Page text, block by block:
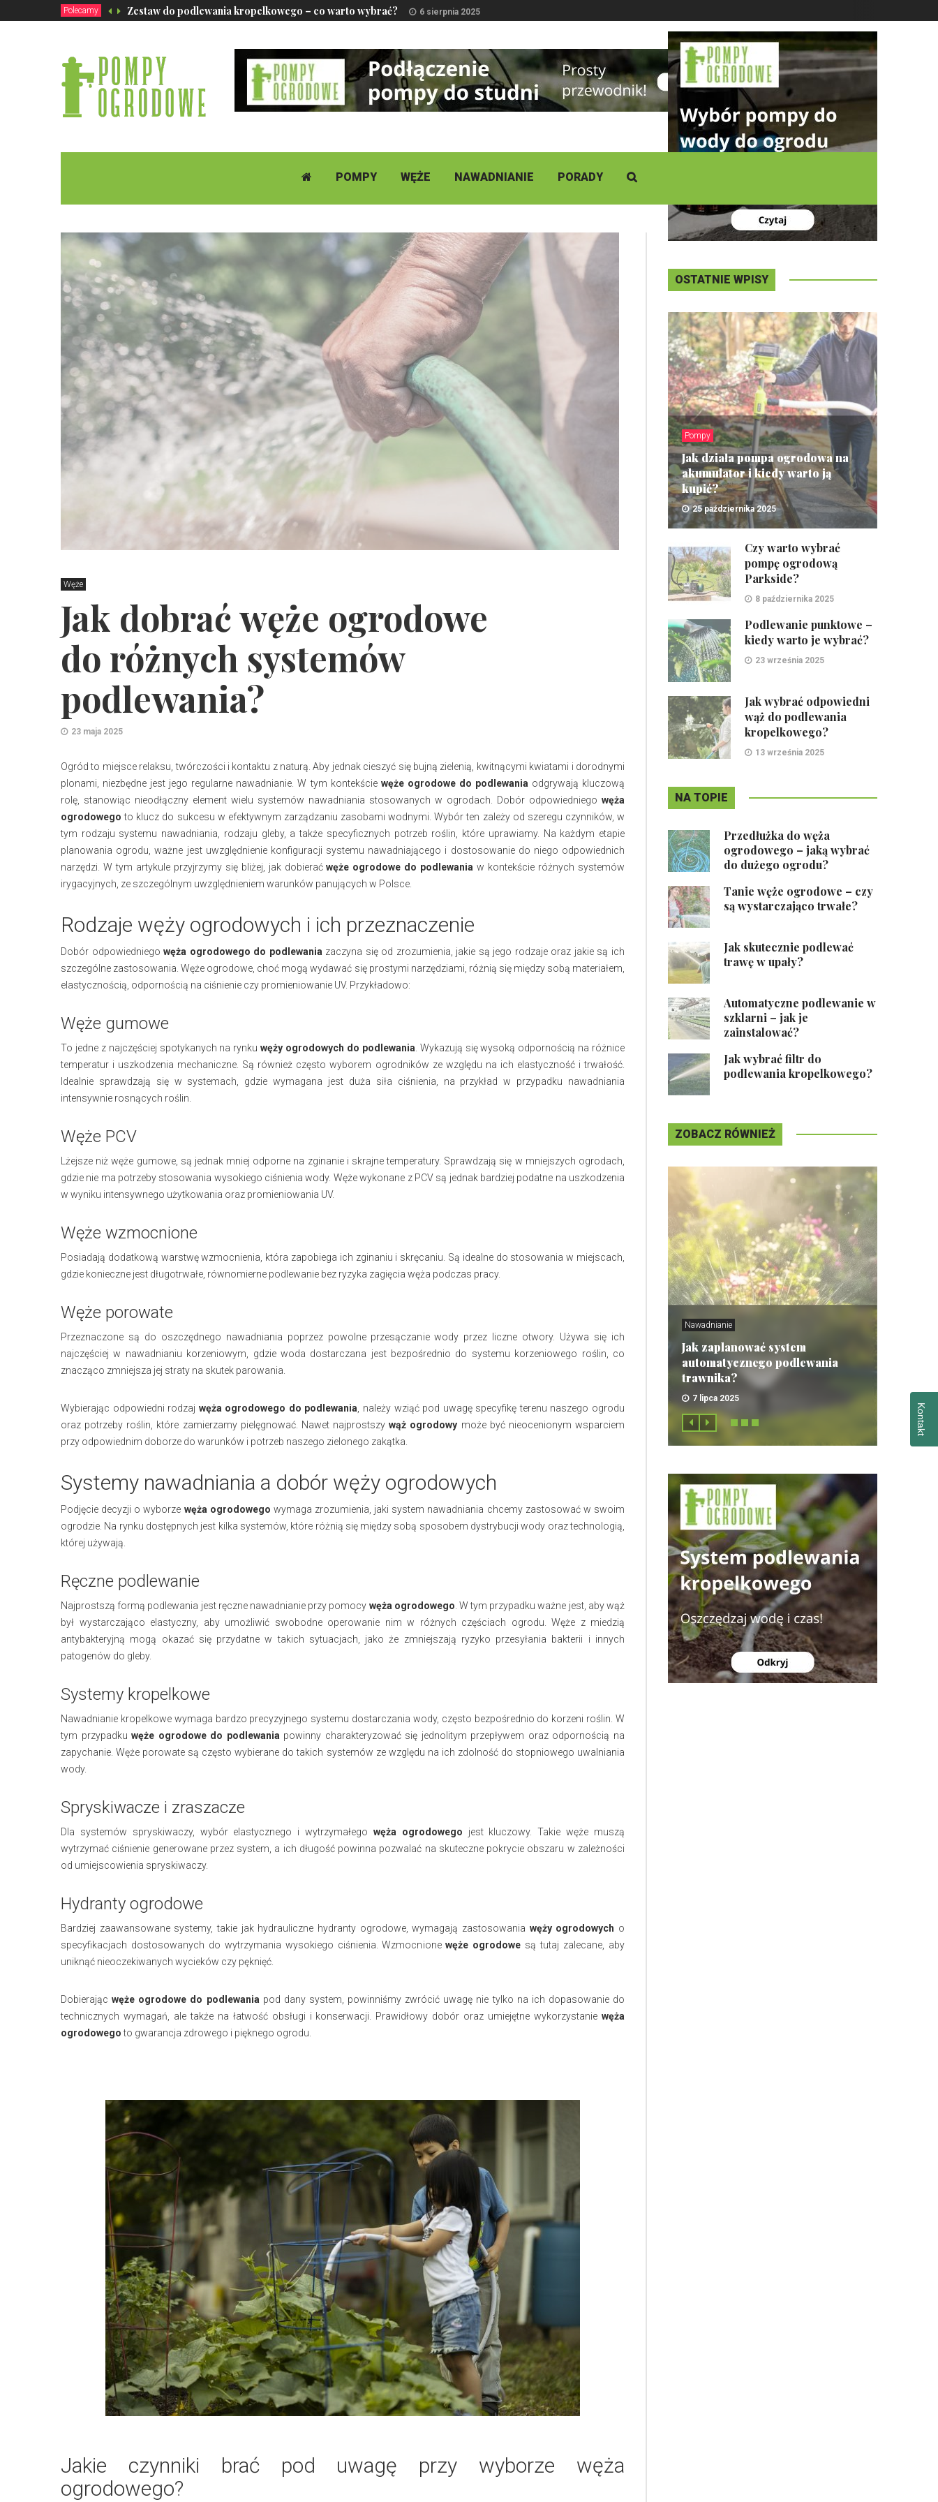
Polecamy Zestaw do podlewania kropelkowego – co warto wybrać? 6 sierpnia 2025
DZISIAJ
Sobota
POMPY WĘŻE NAWADNIANIE PORADY
Węże
Jak dobrać węże ogrodowe
do różnych systemów
podlewania?
23 maja 2025
Ogród to miejsce relaksu, twórczości i kontaktu z naturą. Aby jednak cieszyć się bujną zielenią, kwitnącymi kwiatami i dorodnymi
plonami, niezbędne jest jego regularne nawadnianie. W tym kontekście węże ogrodowe do podlewania odgrywają kluczową
rolę, stanowiąc nieodłączny element wielu systemów nawadniania stosowanych w ogrodach. Dobór odpowiedniego węża
ogrodowego to klucz do sukcesu w efektywnym zarządzaniu zasobami wodnymi. Wybór ten zależy od szeregu czynników, w
tym rodzaju systemu nawadniania, rodzaju gleby, a także specyficznych potrzeb roślin, które uprawiamy. Na każdym etapie
planowania ogrodu, ważne jest uwzględnienie konfiguracji systemu nawadniającego i dostosowanie do niego odpowiednich
narzędzi. W tym artykule przyjrzymy się bliżej, jak dobieraćwęże ogrodowe do podlewania w kontekście różnych systemów
irygacyjnych, ze szczególnym uwzględnieniem warunków panujących w Polsce.
Rodzaje węży ogrodowych i ich przeznaczenie
Dobór odpowiedniegowęża ogrodowego do podlewania zaczyna się od zrozumienia, jakie są jego rodzaje oraz jakie są ich
szczególne zastosowania. Węże ogrodowe, choć mogą wydawać się prostymi narzędziami, różnią się między sobą materiałem,
elastycznością, odpornością na ciśnienie czy promieniowanie UV. Przykładowo:
Węże gumowe
To jedne z najczęściej spotykanych na rynkuwęży ogrodowych do podlewania . Wykazują się wysoką odpornością na różnice
temperatur i uszkodzenia mechaniczne. Są również często wyborem ogrodników ze względu na ich elastyczność i trwałość.
Idealnie sprawdzają się w systemach, gdzie wymagana jest duża siła ciśnienia, na przykład w przypadku nawadniania
intensywnie rosnących roślin.
Węże PCV
Lżejsze niż węże gumowe, są jednak mniej odporne na zginanie i skrajne temperatury. Sprawdzają się w mniejszych ogrodach,
gdzie nie ma potrzeby stosowania wysokiego ciśnienia wody. Węże wykonane z PCV są jednak bardziej podatne na uszkodzenia
w wyniku intensywnego użytkowania oraz promieniowania UV.
Węże wzmocnione
Posiadają dodatkową warstwę wzmocnienia, która zapobiega ich zginaniu i skręcaniu. Są idealne do stosowania w miejscach,
gdzie konieczne jest długotrwałe, równomierne podlewanie bez ryzyka zagięcia węża podczas pracy.
Węże porowate
Przeznaczone są do oszczędnego nawadniania poprzez powolne przesączanie wody przez liczne otwory. Używa się ich
najczęściej w nawadnianiu korzeniowym, gdzie woda dostarczana jest bezpośrednio do systemu korzeniowego roślin, co
znacząco zmniejsza jej straty na skutek parowania.
Wybierając odpowiedni rodzaj węża ogrodowego do podlewania , należy wziąć pod uwagę specyfikę terenu naszego ogrodu
oraz potrzeby roślin, które zamierzamy pielęgnować. Nawet najprostszywąż ogrodowy może być nieocenionym wsparciem
przy odpowiednim doborze do warunków i potrzeb naszego zielonego zakątka.
Systemy nawadniania a dobór węży ogrodowych
Podjęcie decyzji o wyborze węża ogrodowego wymaga zrozumienia, jaki system nawadniania chcemy zastosować w swoim
ogrodzie. Na rynku dostępnych jest kilka systemów, które różnią się między sobą sposobem dystrybucji wody oraz technologią,
której używają.
Ręczne podlewanie
Najprostszą formą podlewania jest ręczne nawadnianie przy pomocy węża ogrodowego . W tym przypadku ważne jest, aby wąż
był wystarczająco elastyczny, aby umożliwić swobodne operowanie nim w różnych częściach ogrodu. Węże z miedzią
antybakteryjną mogą okazać się przydatne w takich sytuacjach, jako że zmniejszają ryzyko przesyłania bakterii i innych
patogenów do gleby.
Systemy kropelkowe
Nawadnianie kropelkowe wymaga bardzo precyzyjnego systemu dostarczania wody, często bezpośrednio do korzeni roślin. W
tym przypadkuwęże ogrodowe do podlewania powinny charakteryzować się jednolitym przepływem oraz odpornością na
zapychanie. Węże porowate są często wybierane do takich systemów ze względu na ich zdolność do stopniowego uwalniania
wody.
Spryskiwacze i zraszacze
Dla systemów spryskiwaczy, wybór elastycznego i wytrzymałego węża ogrodowego jest kluczowy. Takie węże muszą
wytrzymać ciśnienie generowane przez system, a ich długość powinna pozwalać na skuteczne pokrycie obszaru w zależności
od umiejscowienia spryskiwaczy.
Hydranty ogrodowe
Bardziej zaawansowane systemy, takie jak hydrauliczne hydranty ogrodowe, wymagają zastosowania węży ogrodowych o
specyfikacjach dostosowanych do wytrzymania wysokiego ciśnienia. Wzmocnionewęże ogrodowe są tutaj zalecane, aby
uniknąć nieoczekiwanych wycieków czy pęknięć.
Dobierającwęże ogrodowe do podlewania pod dany system, powinniśmy zwrócić uwagę nie tylko na ich dopasowanie do
technicznych wymagań, ale także na łatwość obsługi i konserwacji. Prawidłowy dobór oraz umiejętne wykorzystanie węża
ogrodowegoto gwarancja zdrowego i pięknego ogrodu.
Jakie czynniki brać pod uwagę przy wyborze węża
ogrodowego?
OSTATNIE WPISY
Pompy
Jak działa pompa ogrodowa na
akumulator i kiedy warto ją
kupić?
25 października 2025
Czy warto wybrać
pompę ogrodową
Parkside?
8 października 2025
Podlewanie punktowe –
kiedy warto je wybrać?
23 września 2025
Jak wybrać odpowiedni
wąż do podlewania
kropelkowego?
13 września 2025
NA TOPIE
Przedłużka do węża
ogrodowego – jaką wybrać
do dużego ogrodu?
Tanie węże ogrodowe – czy
są wystarczająco trwałe?
Jak skutecznie podlewać
trawę w upały?
Automatyczne podlewanie w
szklarni – jak je
zainstalować?
Jak wybrać filtr do
podlewania kropelkowego?
ZOBACZ RÓWNIEŻ
Nawadnianie
Jak zaplanować system
automatycznego podlewania
trawnika?
7 lipca 2025
Kontakt